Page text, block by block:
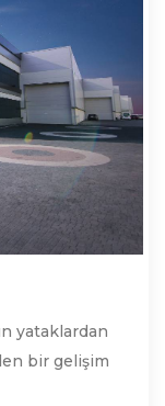
yataklardan
bir gelişim